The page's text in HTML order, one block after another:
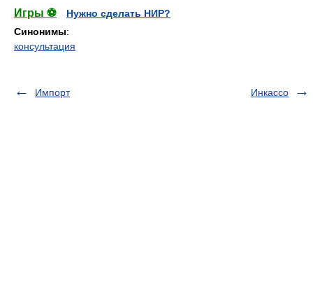
Игры ⚽
Нужно сделать НИР?
Синонимы:
консультация
Импорт Инкассо